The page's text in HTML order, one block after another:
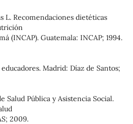
L. Recomendaciones dietéticas
(INCAP). Guatemala: INCAP; 1994.
Madrid: Díaz de Santos;
Salud Pública y Asistencia Social.
2009.